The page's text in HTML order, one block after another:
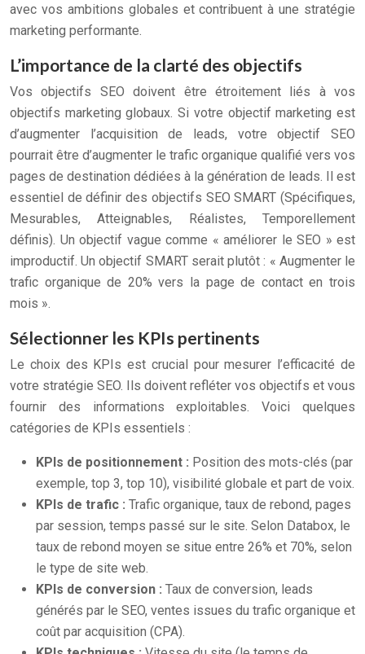
avec vos ambitions globales et contribuent à une stratégie
marketing performante.
L’importance de la clarté des objectifs
Vos objectifs SEO doivent être étroitement liés à vos
objectifs marketing globaux. Si votre objectif marketing est
d’augmenter l’acquisition de leads, votre objectif SEO
pourrait être d’augmenter le trafic organique qualifié vers vos
pages de destination dédiées à la génération de leads. Il est
essentiel de définir des objectifs SEO SMART (Spécifiques,
Mesurables, Atteignables, Réalistes, Temporellement
définis). Un objectif vague comme « améliorer le SEO » est
improductif. Un objectif SMART serait plutôt : « Augmenter le
trafic organique de 20% vers la page de contact en trois
mois ».
Sélectionner les KPIs pertinents
Le choix des KPIs est crucial pour mesurer l’efficacité de
votre stratégie SEO. Ils doivent refléter vos objectifs et vous
fournir des informations exploitables. Voici quelques
catégories de KPIs essentiels :
KPIs de positionnement : Position des mots-clés (par
exemple, top 3, top 10), visibilité globale et part de voix.
KPIs de trafic : Trafic organique, taux de rebond, pages
par session, temps passé sur le site. Selon Databox, le
taux de rebond moyen se situe entre 26% et 70%, selon
le type de site web.
KPIs de conversion : Taux de conversion, leads
générés par le SEO, ventes issues du trafic organique et
coût par acquisition (CPA).